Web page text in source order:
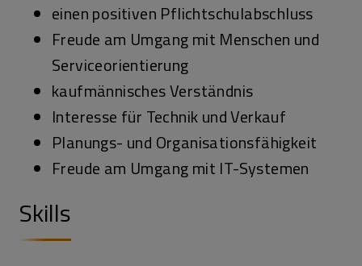
einen positiven Pflichtschulabschluss
Freude am Umgang mit Menschen und
Serviceorientierung
kaufmännisches Verständnis
Interesse für Technik und Verkauf
Planungs- und Organisationsfähigkeit
Freude am Umgang mit IT-Systemen
Skills